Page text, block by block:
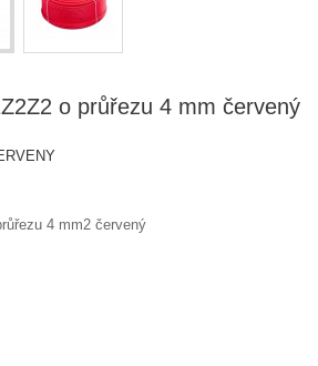
o průřezu 4 mm červený
4 mm2 červený